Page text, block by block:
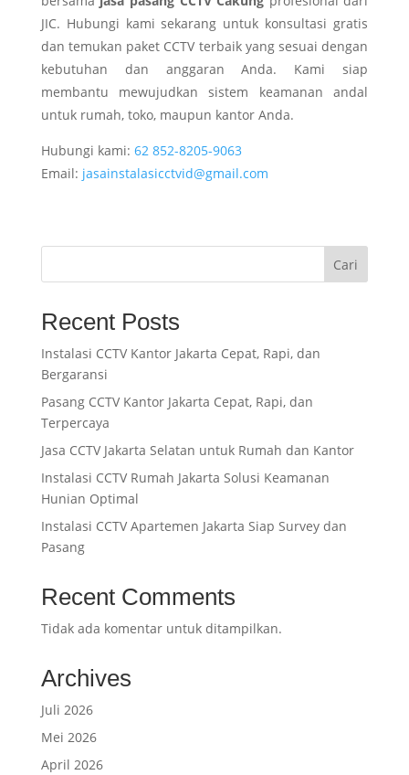
JIC. Hubungi kami sekarang untuk konsultasi gratis
dan temukan paket CCTV terbaik yang sesuai dengan
kebutuhan dan anggaran Anda. Kami siap
membantu mewujudkan sistem keamanan andal
untuk rumah, toko, maupun kantor Anda.
Hubungi kami: 62 852-8205-9063
Email: jasainstalasicctvid@gmail.com
Cari
Recent Posts
Instalasi CCTV Kantor Jakarta Cepat, Rapi, dan
Bergaransi
Pasang CCTV Kantor Jakarta Cepat, Rapi, dan
Terpercaya
Jasa CCTV Jakarta Selatan untuk Rumah dan Kantor
Instalasi CCTV Rumah Jakarta Solusi Keamanan
Hunian Optimal
Instalasi CCTV Apartemen Jakarta Siap Survey dan
Pasang
Recent Comments
Tidak ada komentar untuk ditampilkan.
Archives
Juli 2026
Mei 2026
April 2026